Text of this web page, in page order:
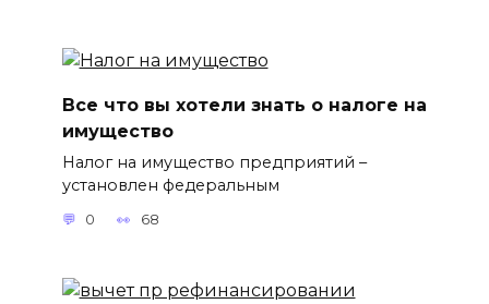
Все что вы хотели знать о налоге на
имущество
Налог на имущество предприятий –
установлен федеральным
0 68